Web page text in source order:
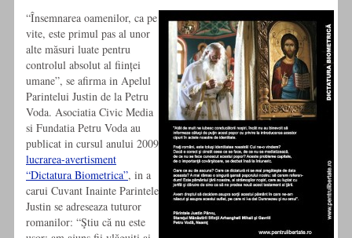
“Însemnarea oamenilor, ca pe
vite, este primul pas al unor
alte măsuri luate pentru
controlul absolut al ființei
umane”, se afirma in Apelul
Parintelui Justin de la Petru
Voda. Asociatia Civic Media
si Fundatia Petru Voda au
publicat in cursul anului 2009
lucrarea-avertisment
“Dictatura Biometrica”, in a
carui Cuvant Inainte Parintele
Justin se adreseaza tuturor
romanilor: “Ştiu că nu este